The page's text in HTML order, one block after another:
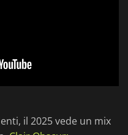
il 2025 vede un mix